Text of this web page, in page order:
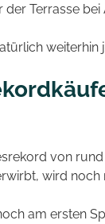
Terrasse bei
von
wird
am ersten